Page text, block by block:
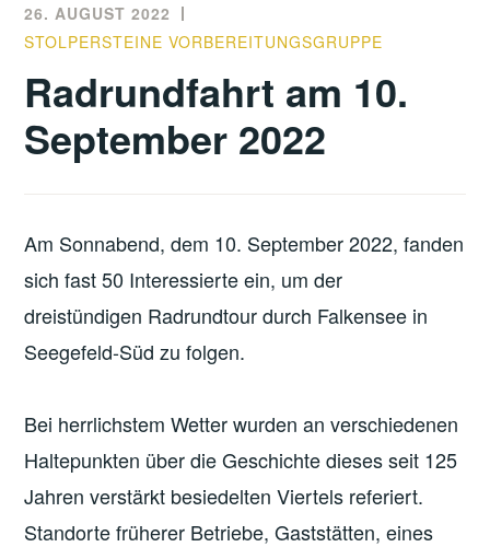
26. AUGUST 2022
STOLPERSTEINE VORBEREITUNGSGRUPPE
Radrundfahrt am 10.
September 2022
Am Sonnabend, dem 10. September 2022, fanden
sich fast 50 Interessierte ein, um der
dreistündigen Radrundtour durch Falkensee in
Seegefeld-Süd zu folgen.
Bei herrlichstem Wetter wurden an verschiedenen
Haltepunkten über die Geschichte dieses seit 125
Jahren verstärkt besiedelten Viertels referiert.
Standorte früherer Betriebe, Gaststätten, eines